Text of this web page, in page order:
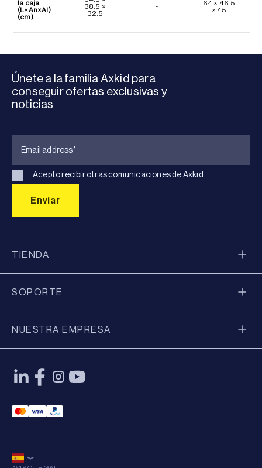
la caja
(L×An×Al)
(cm)
38.5 ×
32.5
-
64 × 46.5
× 45
Únete a la familia Axkid para
conseguir ofertas exclusivas y
noticias
Acepto recibir otras comunicaciones de Axkid.
TIENDA
SOPORTE
NUESTRA EMPRESA
Mastercard Payment
Visa Payment
Paypal Payment